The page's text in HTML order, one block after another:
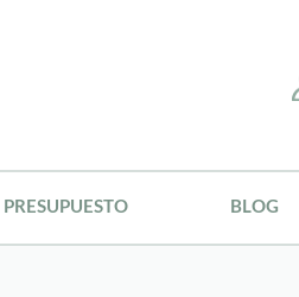
PRESUPUESTO BLOG